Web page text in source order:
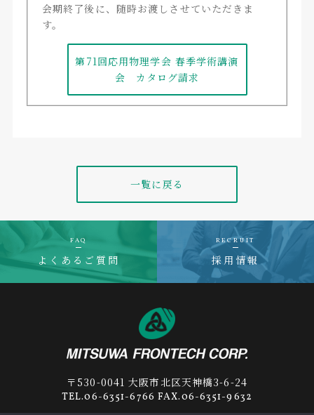
会期終了後に、随時お渡しさせていただきま
す。
第71回応用物理学会 春季学術講演
会 カタログ請求
一覧に戻る
FAQ
よくあるご質問
RECRUIT
採用情報
〒530-0041 大阪市北区天神橋3-6-24
TEL.06-6351-6766 FAX.06-6351-9632